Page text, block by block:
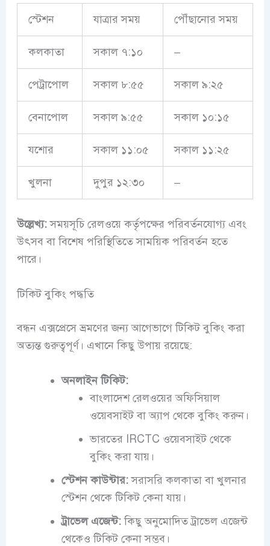
স্টেশন যাত্রার সময় পৌঁছানোর সময়
কলকাতা সকাল ৭:১০ –
পেট্রাপোল সকাল ৮:৫৫ সকাল ৯:২৫
বেনাপোল সকাল ৯:৫৫ সকাল ১০:১৫
যশোর সকাল ১১:০৫ সকাল ১১:২৫
খুলনা দুপুর ১২:৩০ –
উল্লেখ্য:সময়সূচি রেলওয়ে কর্তৃপক্ষের পরিবর্তনযোগ্য এবং
উৎসব বা বিশেষ পরিস্থিতিতে সাময়িক পরিবর্তন হতে
পারে।
টিকিট বুকিং পদ্ধতি
বন্ধন এক্সপ্রেসে ভ্রমণের জন্য আগেভাগে টিকিট বুকিং করা
অত্যন্ত গুরুত্বপূর্ণ। এখানে কিছু উপায় রয়েছে:
অনলাইন টিকিট:
বাংলাদেশ রেলওয়ের অফিসিয়াল
ওয়েবসাইট বা অ্যাপ থেকে বুকিং করুন।
ভারতের IRCTC ওয়েবসাইট থেকে
বুকিং করা যায়।
স্টেশন কাউন্টার:সরাসরি কলকাতা বা খুলনার
স্টেশন থেকে টিকিট কেনা যায়।
ট্রাভেল এজেন্ট:কিছু অনুমোদিত ট্রাভেল এজেন্ট
থেকেও টিকিট কেনা সম্ভব।